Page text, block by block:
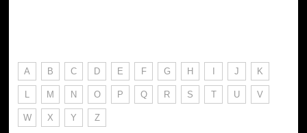
A B C D E F G H I J K
L M N O P Q R S T U V
W X Y Z